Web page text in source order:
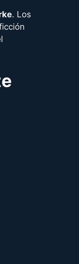
. Los